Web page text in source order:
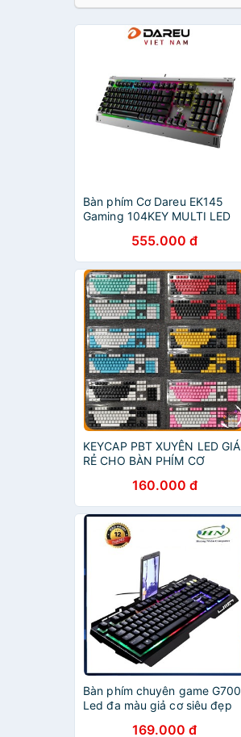
Bàn phím Cơ Dareu EK145
Gaming 104KEY MULTI LED
555.000 đ
KEYCAP PBT XUYÊN LED GIÁ
RẺ CHO BÀN PHÍM CƠ
160.000 đ
Bàn phím chuyên game G700
Led đa màu giả cơ siêu đẹp
169.000 đ